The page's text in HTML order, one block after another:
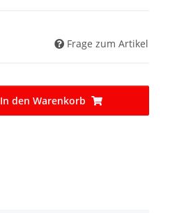
Frage zum Artikel
In den Warenkorb